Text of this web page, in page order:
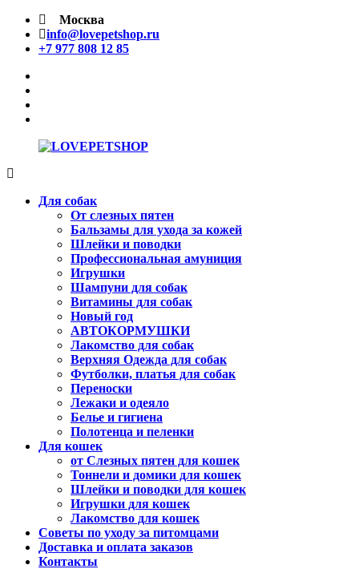
Перейти
содержимому
Москва
info@lovepetshop.ru
+7 977 808 12 85
для
животных
Для собак
От слезных пятен
Бальзамы для ухода за кожей
Шлейки и поводки
Профессиональная амуниция
Игрушки
Шампуни для собак
Витамины для собак
Новый год
АВТОКОРМУШКИ
Лакомство для собак
Верхняя Одежда для собак
Футболки, платья для собак
Переноски
Лежаки и одеяло
Белье и гигиена
Полотенца и пеленки
Для кошек
от Слезных пятен для кошек
Тоннели и домики для кошек
Шлейки и поводки для кошек
Игрушки для кошек
Лакомство для кошек
Советы по уходу за питомцами
Доставка и оплата заказов
Контакты